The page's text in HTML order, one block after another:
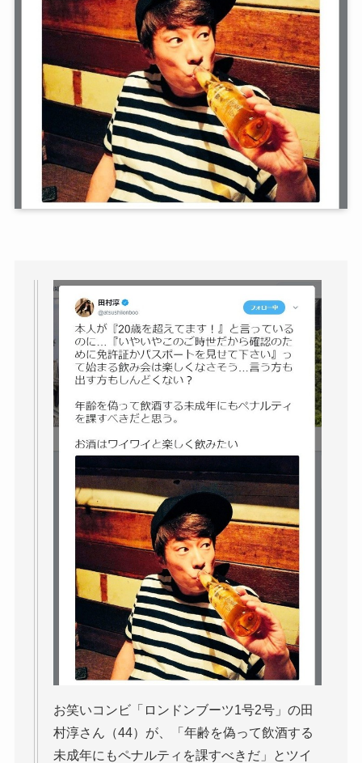
お笑いコンビ「ロンドンブーツ1号2号」の田
村淳さん（44）が、「年齢を偽って飲酒する
未成年にもペナルティを課すべきだ」とツイ